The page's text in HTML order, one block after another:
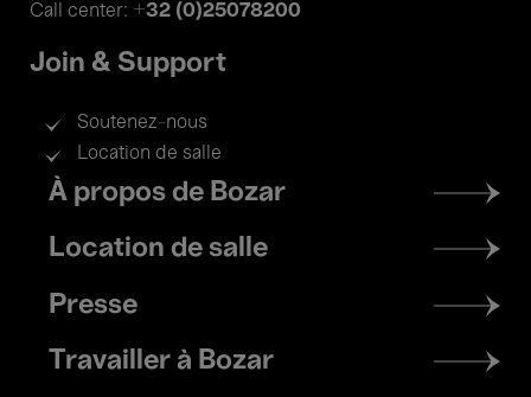
Call center: +32 (0)25078200
Join & Support
Soutenez-nous
Location de salle
Footer
menu
À propos de Bozar
Location de salle
Presse
Travailler à Bozar